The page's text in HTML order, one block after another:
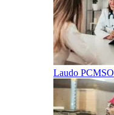
Laudo PCMSO